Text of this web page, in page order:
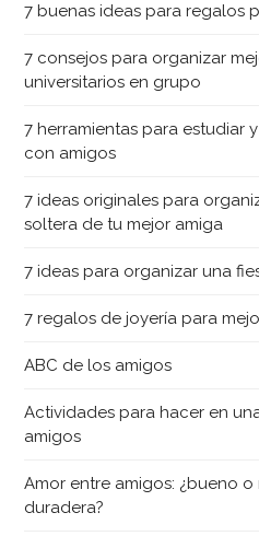
7 buenas ideas para regalos
7 consejos para organizar
universitarios en grupo
7 herramientas para estudiar
con amigos
7 ideas originales para
soltera de tu mejor amiga
7 ideas para organizar una
7 regalos de joyería para
ABC de los amigos
Actividades para hacer en
amigos
Amor entre amigos: ¿bueno
duradera?